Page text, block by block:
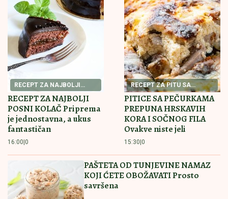
VERENICA DRAGANA STANKOVIĆA
POSTALA PREDMET PODSMEHA
Zbog jednog detalja sa veridbe je
urnišu na mrežama: "Bukvalno dva
dinara"
ĐURICA PREDLAŽE:Tiket za nedelju
našeg poznatog tipstera